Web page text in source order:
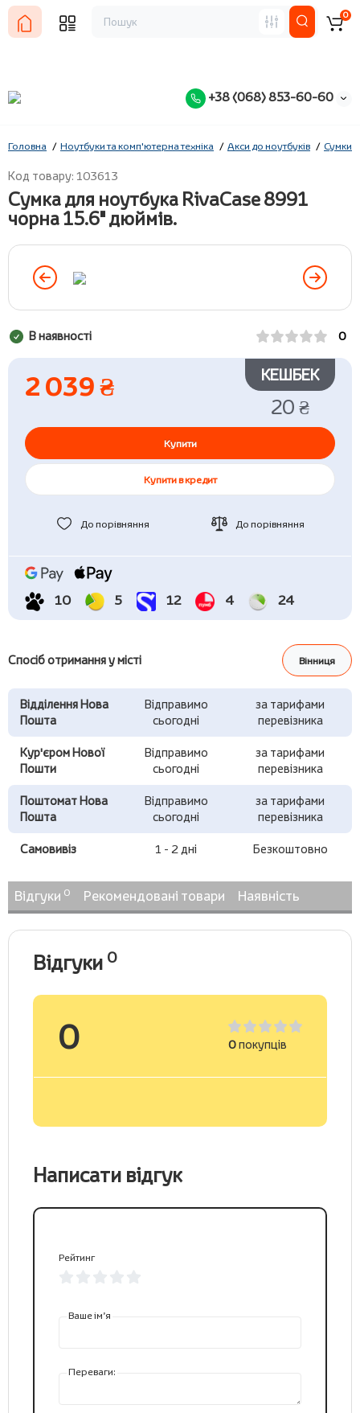
+38 (068) 853-60-60
0
Головна Ноутбуки та комп'ютерна техніка Акси до ноутбуків Сумки
Код товару: 103613
Cумка для ноутбука RivaCase 8991
чорна 15.6" дюймів.
В наявності 0
2 039 ₴ КЕШБЕК
20 ₴
Купити
Купити в кредит
До порівняння До порівняння
10 5 12 4 24
Спосіб отримання у місті Вінниця
Відділення Нова
Пошта
Відправимо
сьогодні
за тарифами
перевізника
Кур'єром Нової
Пошти
Відправимо
сьогодні
за тарифами
перевізника
Поштомат Нова
Пошта
Відправимо
сьогодні
за тарифами
перевізника
Самовивіз 1 - 2 дні Безкоштовно
Відгуки 0 Рекомендовані товари Наявність
Відгуки 0
0 0покупців
Написати відгук
Рейтинг
Ваше ім’я
Переваги: